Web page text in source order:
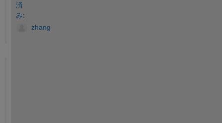
済
み:
zhang